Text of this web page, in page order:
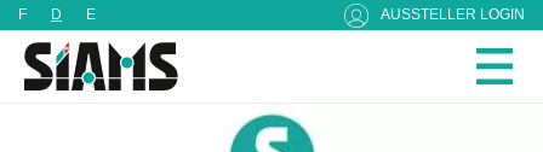
F D E AUSSTELLER LOGIN
Cookie-Einstellungen